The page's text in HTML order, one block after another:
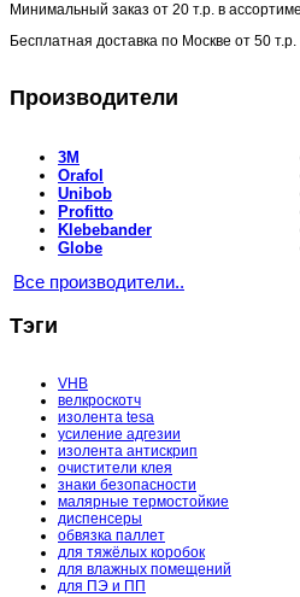
Минимальный заказ от 20 т.р. в
Бесплатная доставка по Москве от 50 т.р.
Производители
3M
Orafol
Unibob
Profitto
Klebebander
Globe
Все производители..
Тэги
VHB
велкроскотч
изолента tesa
усиление адгезии
изолента антискрип
очистители клея
знаки безопасности
малярные термостойкие
диспенсеры
обвязка паллет
для тяжёлых коробок
для влажных помещений
для ПЭ и ПП